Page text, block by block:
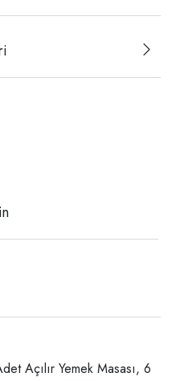
Açılır Yemek Masası, 6